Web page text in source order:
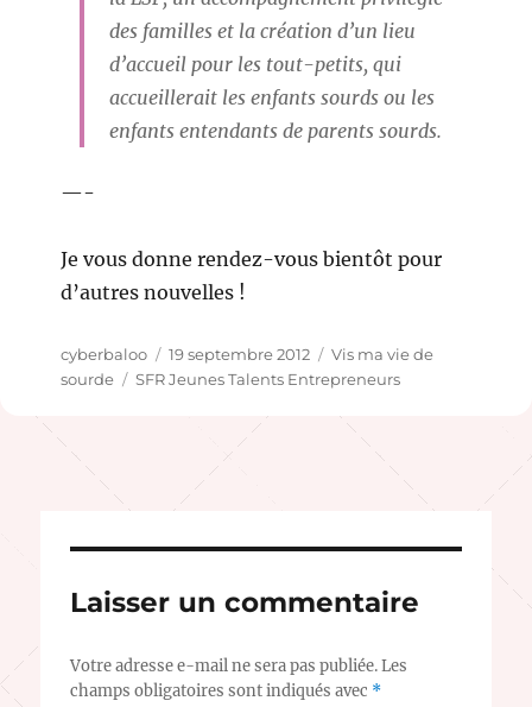
des familles et la création d’un lieu
d’accueil pour les tout-petits, qui
accueillerait les enfants sourds ou les
enfants entendants de parents sourds.
—-
Je vous donne rendez-vous bientôt pour
d’autres nouvelles !
Auteur
cyberbaloo
Publié
le
19 septembre 2012 Catégories
Vis ma vie de
sourde
Étiquettes
SFR Jeunes Talents Entrepreneurs
Laisser un commentaire
Votre adresse e-mail ne sera pas publiée. Les
champs obligatoires sont indiqués avec *